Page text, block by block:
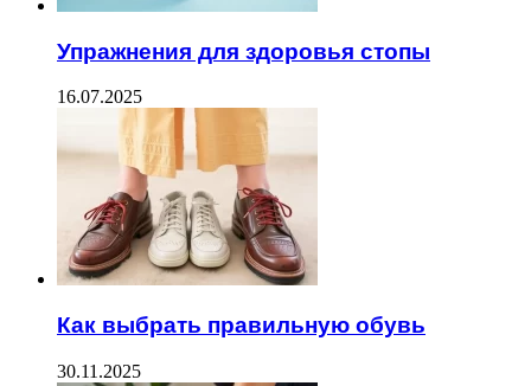
Упражнения для здоровья стопы
16.07.2025
Как выбрать правильную обувь
30.11.2025